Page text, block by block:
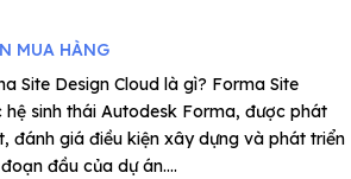
MUA HÀNG
Site Design Cloud là gì? Forma Site
sinh thái Autodesk Forma, được phát
đánh giá điều kiện xây dựng và phát triển
đầu của dự án....